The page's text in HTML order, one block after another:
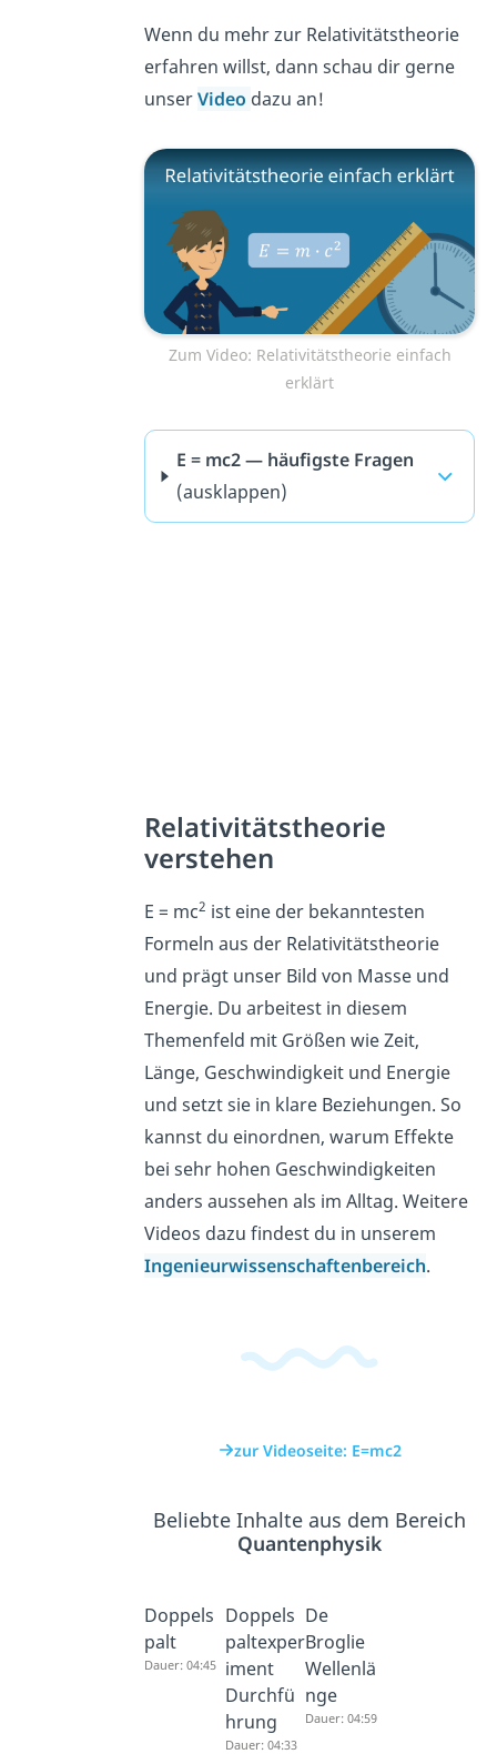
Wenn du mehr zur Relativitätstheorie
erfahren willst, dann schau dir gerne
unserVideo dazu an!
Zum Video: Relativitätstheorie einfach
erklärt
E = mc2 — häufigste Fragen
(ausklappen)
Relativitätstheorie
verstehen
E = mc2 ist eine der bekanntesten
Formeln aus der Relativitätstheorie
und prägt unser Bild von Masse und
Energie. Du arbeitest in diesem
Themenfeld mit Größen wie Zeit,
Länge, Geschwindigkeit und Energie
und setzt sie in klare Beziehungen. So
kannst du einordnen, warum Effekte
bei sehr hohen Geschwindigkeiten
anders aussehen als im Alltag. Weitere
Videos dazu findest du in unserem
Ingenieurwissenschaftenbereich.
zur Videoseite: E=mc2
Beliebte Inhalte aus dem Bereich
Quantenphysik
Doppels
palt
Dauer: 04:45
Doppels
paltexper
iment
Durchfü
hrung
Dauer: 04:33
De
Broglie
Wellenlä
nge
Dauer: 04:59